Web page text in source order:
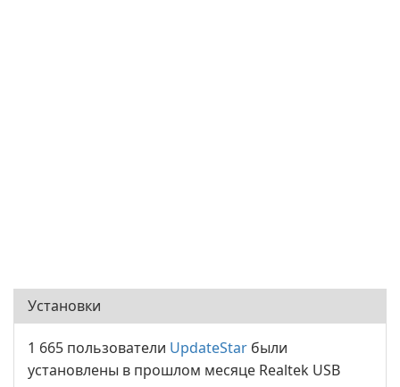
Установки
1 665 пользователи UpdateStar были
установлены в прошлом месяце Realtek USB